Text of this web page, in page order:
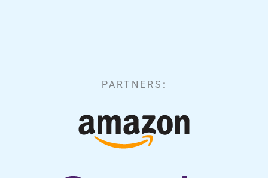
PARTNERS: